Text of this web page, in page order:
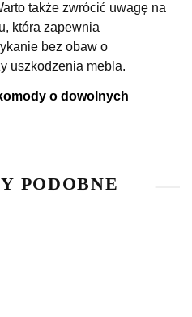
także zwrócić uwagę na
która zapewnia
bez obaw o
uszkodzenia mebla.
o dowolnych
PODOBNE